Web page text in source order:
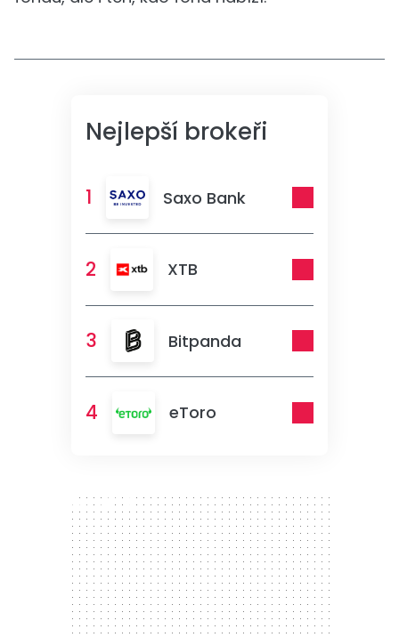
Nejlepší brokeři
1 Saxo Bank
2 XTB
3 Bitpanda
4 eToro
300 x 250